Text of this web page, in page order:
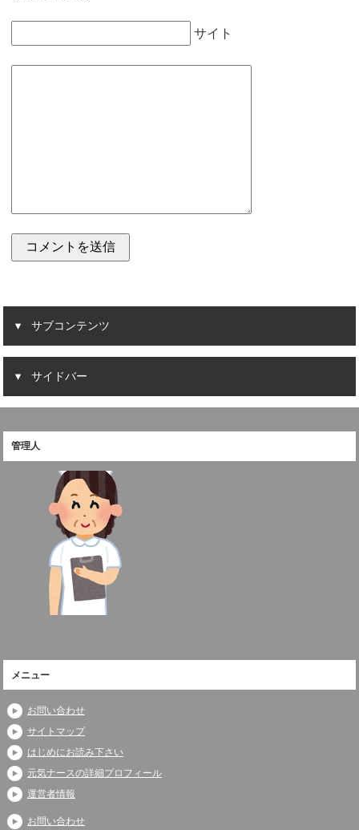
サイト
サブコンテンツ
サイドバー
管理人
メニュー
お問い合わせ
サイトマップ
はじめにお読み下さい
元気ナースの詳細プロフィール
運営者情報
お問い合わせ